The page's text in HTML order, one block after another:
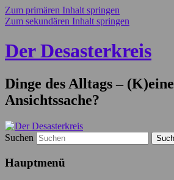
Zum primären Inhalt springen
Zum sekundären Inhalt springen
Der Desasterkreis
Dinge des Alltags – (K)eine
Ansichtssache?
Suchen
Hauptmenü